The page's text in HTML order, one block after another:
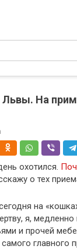
Львы. На
охотился.
о тех
на
я, медленно
и прочей
главного